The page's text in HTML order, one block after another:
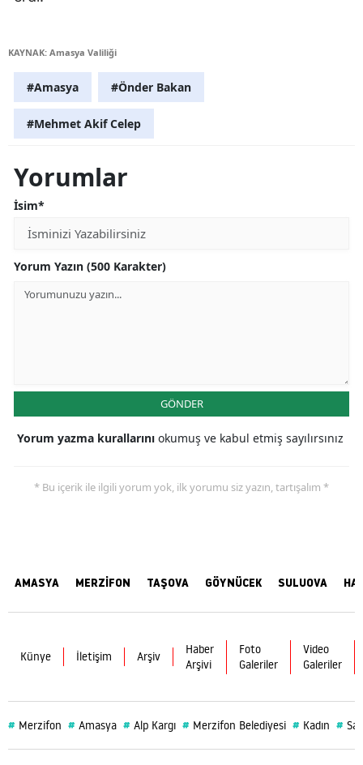
KAYNAK: Amasya Valiliği
#Amasya #Önder Bakan
#Mehmet Akif Celep
Yorumlar
İsim*
Yorum Yazın (500 Karakter)
GÖNDER
Yorum yazma kurallarını okumuş ve kabul etmiş sayılırsınız
* Bu içerik ile ilgili yorum yok, ilk yorumu siz yazın, tartışalım *
AMASYA MERZİFON TAŞOVA GÖYNÜCEK SULUOVA
Künye İletişim Arşiv
Haber
Arşivi
Foto
Galeriler
Video
Galeriler
# Merzifon # Amasya # Alp Kargı # Merzifon Belediyesi # Kadın #